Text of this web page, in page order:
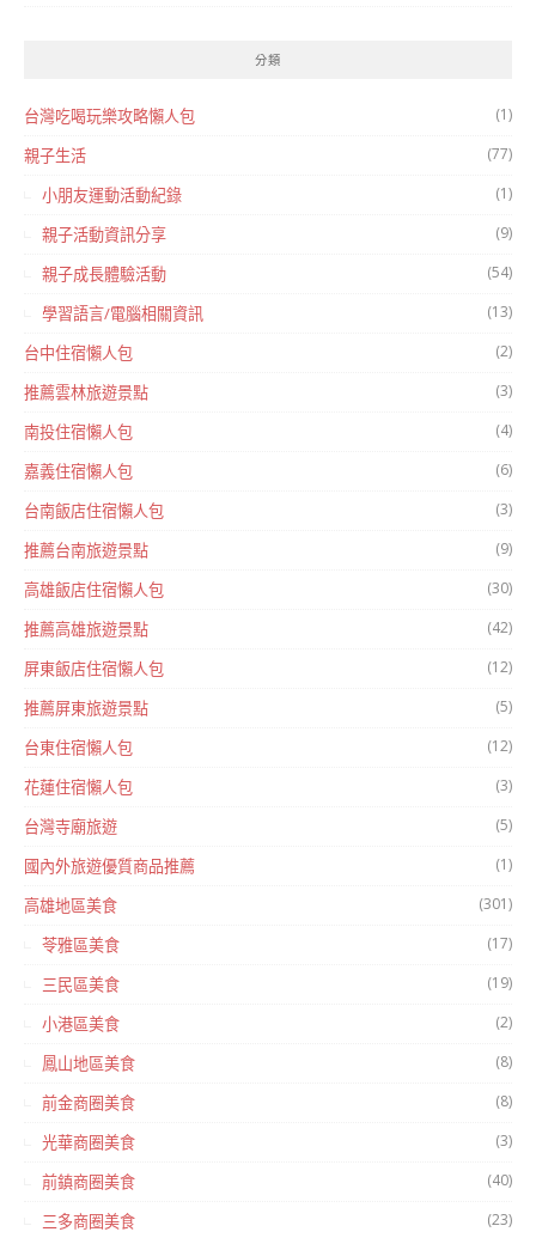
分類
台灣吃喝玩樂攻略懶人包 (1)
親子生活 (77)
小朋友運動活動紀錄 (1)
親子活動資訊分享 (9)
親子成長體驗活動 (54)
學習語言/電腦相關資訊 (13)
台中住宿懶人包 (2)
推薦雲林旅遊景點 (3)
南投住宿懶人包 (4)
嘉義住宿懶人包 (6)
台南飯店住宿懶人包 (3)
推薦台南旅遊景點 (9)
高雄飯店住宿懶人包 (30)
推薦高雄旅遊景點 (42)
屏東飯店住宿懶人包 (12)
推薦屏東旅遊景點 (5)
台東住宿懶人包 (12)
花蓮住宿懶人包 (3)
台灣寺廟旅遊 (5)
國內外旅遊優質商品推薦 (1)
高雄地區美食 (301)
苓雅區美食 (17)
三民區美食 (19)
小港區美食 (2)
鳳山地區美食 (8)
前金商圈美食 (8)
光華商圈美食 (3)
前鎮商圈美食 (40)
三多商圈美食 (23)